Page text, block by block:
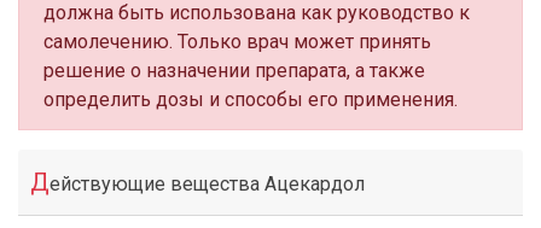
должна быть использована как руководство к
самолечению. Только врач может принять
решение о назначении препарата, а также
определить дозы и способы его применения.
Действующие вещества Ацекардол